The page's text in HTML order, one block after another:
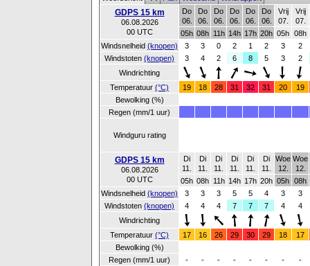
GDPS 15 km
06.08.2026
00 UTC
Do
06.
Do
06.
Do
06.
Do
06.
Do
06.
Do
06.
Vrij
07.
Vrij
07.
05h 08h 11h 14h 17h 20h 05h 08h
Windsnelheid (knopen) 3 3 0 2 1 2 3
2
Windstoten (knopen) 3 4 2 6 8 5 3
2
Windrichting
Temperatuur (°C) 19 18 28 31 32 31 20
19
Bewolking (%)
Regen (mm/1 uur)
Windguru rating
GDPS 15 km
06.08.2026
00 UTC
Di
11.
Di
11.
Di
11.
Di
11.
Di
11.
Di
11.
Woe
12.
Woe
12.
05h 08h 11h 14h 17h 20h 05h 08h
Windsnelheid (knopen) 3 3 3 5 5 4 3
3
Windstoten (knopen) 4 4 4 7 7 7 4
4
Windrichting
Temperatuur (°C) 17 16 26 29 30 29 18
17
Bewolking (%)
Regen (mm/1 uur)
- - - - - - - -